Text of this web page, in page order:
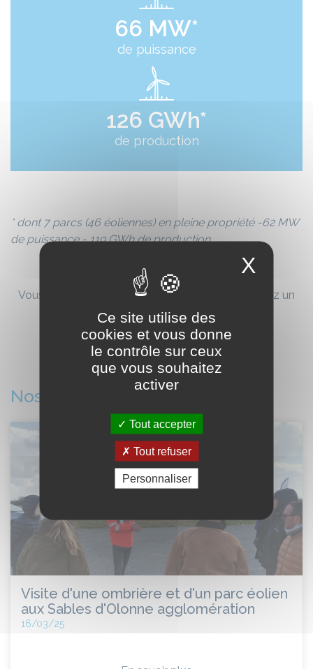
66 MW*
de puissance
126 GWh*
de production
* dont 7 parcs (46 éoliennes) en pleine propriété -62 MW
de puissance - 119 GWh de production
Vous êtes une collectivité vendéenne et vous avez un
projet éolien sur votre territoire ?
Parlons-en
Nos actualités "éolien"
Visite d'une ombrière et d'un parc éolien
aux Sables d'Olonne agglomération
16/03/25
X
Ce site utilise des
cookies et vous donne
le contrôle sur ceux
que vous souhaitez
activer
Tout accepter
Tout refuser
Personnaliser